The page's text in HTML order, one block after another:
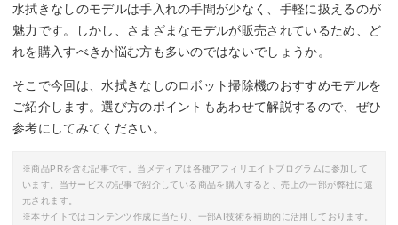
水拭きなしのモデルは手入れの手間が少なく、手軽に扱えるのが
魅力です。しかし、さまざまなモデルが販売されているため、ど
れを購入すべきか悩む方も多いのではないでしょうか。
そこで今回は、水拭きなしのロボット掃除機のおすすめモデルを
ご紹介します。選び方のポイントもあわせて解説するので、ぜひ
参考にしてみてください。
※商品PRを含む記事です。当メディアは各種アフィリエイトプログラムに参加して
います。当サービスの記事で紹介している商品を購入すると、売上の一部が弊社に還
元されます。
※本サイトではコンテンツ作成に当たり、一部AI技術を補助的に活用しております。